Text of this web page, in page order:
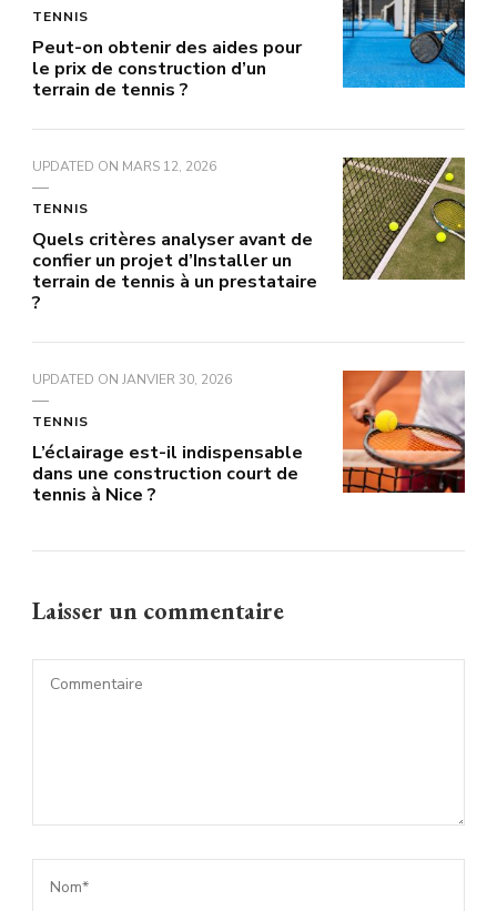
TENNIS
Peut-on obtenir des aides pour
le prix de construction d’un
terrain de tennis ?
UPDATED ON MARS 12, 2026
TENNIS
Quels critères analyser avant de
confier un projet d’Installer un
terrain de tennis à un prestataire
?
UPDATED ON JANVIER 30, 2026
TENNIS
L’éclairage est-il indispensable
dans une construction court de
tennis à Nice ?
Laisser un commentaire